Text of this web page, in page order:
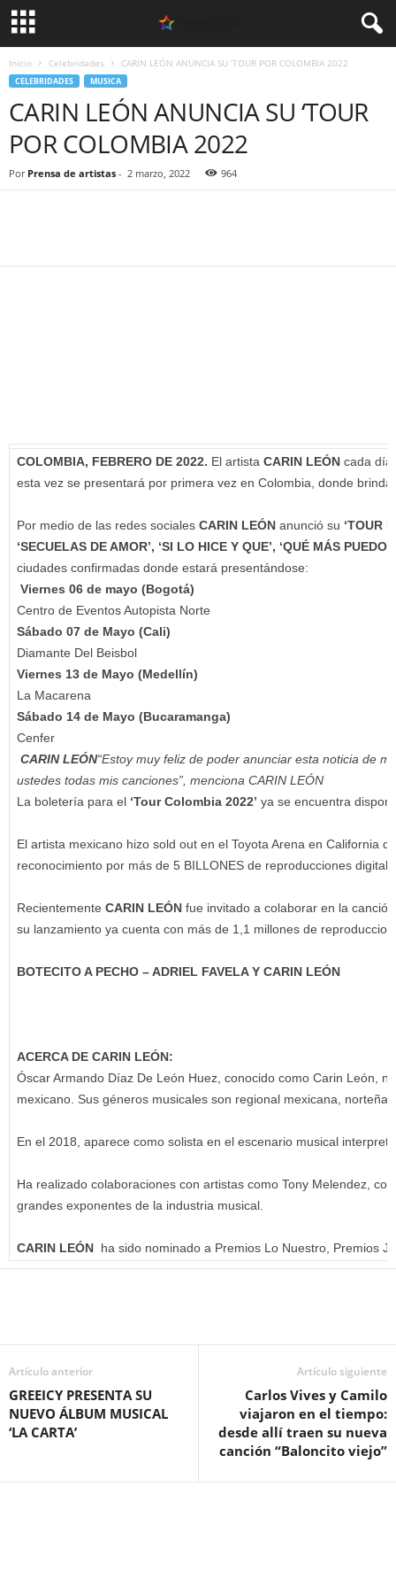
Inicio Celebridades CARIN LEÓN ANUNCIA SU ‘TOUR POR COLOMBIA 2022
CELEBRIDADES MUSICA
CARIN LEÓN ANUNCIA SU ‘TOUR
POR COLOMBIA 2022
Por Prensa de artistas - 2 marzo, 2022 964
COLOMBIA, FEBRERO DE 2022. El artista CARIN LEÓN cada día
esta vez se presentará por primera vez en Colombia, donde
Por medio de las redes sociales CARIN LEÓN anunció su ‘TOUR
‘SECUELAS DE AMOR’, ‘SI LO HICE Y QUE’, ‘QUÉ MÁS
ciudades confirmadas donde estará presentándose:
Viernes 06 de mayo (Bogotá)
Centro de Eventos Autopista Norte
Sábado 07 de Mayo (Cali)
Diamante Del Beisbol
Viernes 13 de Mayo (Medellín)
La Macarena
Sábado 14 de Mayo (Bucaramanga)
Cenfer
CARIN LEÓN“Estoy muy feliz de poder anunciar esta noticia de
ustedes todas mis canciones”, menciona CARIN LEÓN
La boletería para el ‘Tour Colombia 2022’ ya se encuentra
El artista mexicano hizo sold out en el Toyota Arena en California
reconocimiento por más de 5 BILLONES de reproducciones
Recientemente CARIN LEÓN fue invitado a colaborar en la
su lanzamiento ya cuenta con más de 1,1 millones de
BOTECITO A PECHO – ADRIEL FAVELA Y CARIN LEÓN
ACERCA DE CARIN LEÓN:
Óscar Armando Díaz De León Huez, conocido como Carin León,
mexicano. Sus géneros musicales son regional mexicana,
En el 2018, aparece como solista en el escenario musical
Ha realizado colaboraciones con artistas como Tony Melendez,
grandes exponentes de la industria musical.
CARIN LEÓN ha sido nominado a Premios Lo Nuestro, Premios
Artículo anterior
GREEICY PRESENTA SU
NUEVO ÁLBUM MUSICAL
‘LA CARTA’
Artículo siguiente
Carlos Vives y Camilo
viajaron en el tiempo:
desde allí traen su nueva
canción “Baloncito viejo”